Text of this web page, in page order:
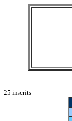
25 inscrits